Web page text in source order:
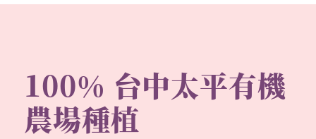
100% 台中太平有機
農場種植